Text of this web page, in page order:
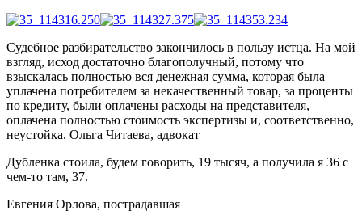
Судебное разбирательство закончилось в пользу истца. На мой
взгляд, исход достаточно благополучный, потому что
взыскалась полностью вся денежная сумма, которая была
уплачена потребителем за некачественный товар, за проценты
по кредиту, были оплачены расходы на представителя,
оплачена полностью стоимость экспертизы и, соответственно,
неустойка. Ольга Читаева, адвокат
Дубленка стоила, будем говорить, 19 тысяч, а получила я 36 с
чем-то там, 37.
Евгения Орлова, пострадавшая